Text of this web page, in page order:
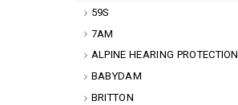
59S
7AM
ALPINE HEARING PROTECTION
BABYDAM
BRITTON